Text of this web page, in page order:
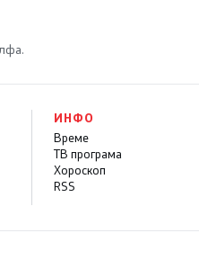
ИНФО
Време
ТВ програма
Хороскоп
RSS